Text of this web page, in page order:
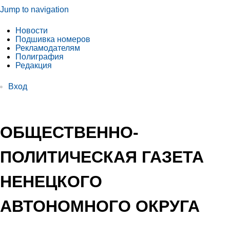
Jump to navigation
Новости
Подшивка номеров
Рекламодателям
Полиграфия
Редакция
Вход
ОБЩЕСТВЕННО-
ПОЛИТИЧЕСКАЯ ГАЗЕТА
НЕНЕЦКОГО
АВТОНОМНОГО ОКРУГА